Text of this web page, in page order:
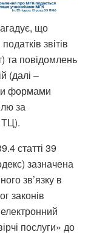
що
звітів
та повідомлень
(далі –
формами
за
ТЦ).
статті 39
зазначена
зв’язку в
законів
послуги» до